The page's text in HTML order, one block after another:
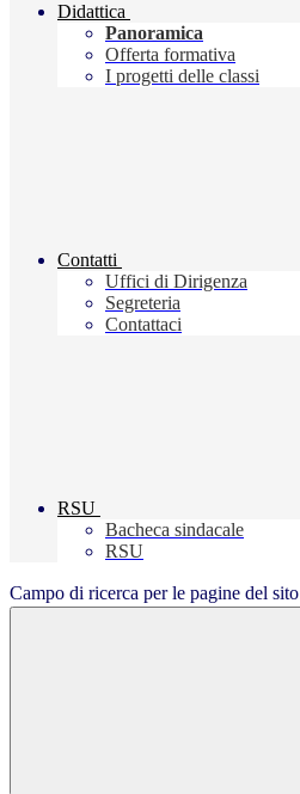
Didattica
Panoramica
Offerta formativa
I progetti delle classi
Contatti
Uffici di Dirigenza
Segreteria
Contattaci
RSU
Bacheca sindacale
RSU
Campo di ricerca per le pagine del sito